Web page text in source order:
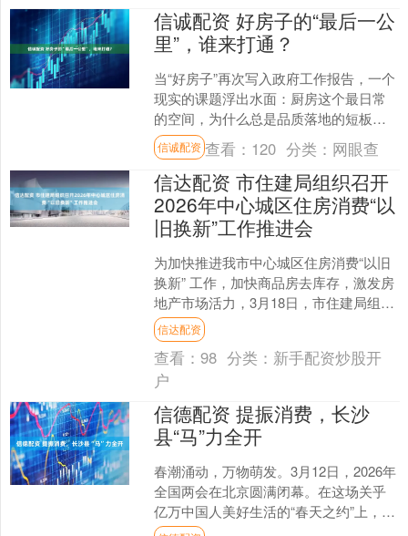
信诚配资 好房子的“最后一公
里”，谁来打通？
当“好房子”再次写入政府工作报告，一个
现实的课题浮出水面：厨房这个最日常
的空间，为什么总是品质落地的短板？
半个月前，一篇题为《好房子的“最后一
公里”，为什么总....
信诚配资 查看： 120 分类： 网眼查
信达配资 市住建局组织召开
2026年中心城区住房消费“以
旧换新”工作推进会
为加快推进我市中心城区住房消费“以旧
换新” 工作，加快商品房去库存，激发房
地产市场活力，3月18日，市住建局组织
召开2026年中心城区住房消费“以旧换
新”工作推....
信达配资
查看：98 分类： 新手配资炒股开
户
信德配资 提振消费，长沙
县“马”力全开
春潮涌动，万物萌发。3月12日，2026年
全国两会在北京圆满闭幕。在这场关乎
亿万中国人美好生活的“春天之约”上，扩
内需、促消费再次成为热议焦点。 视线